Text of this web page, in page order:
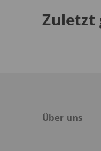
Zuletzt
Über uns